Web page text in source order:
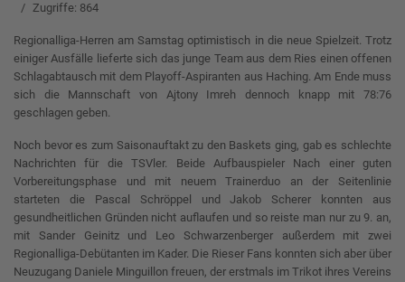
Zugriffe: 864
Regionalliga-Herren am Samstag optimistisch in die neue Spielzeit. Trotz
einiger Ausfälle lieferte sich das junge Team aus dem Ries einen offenen
Schlagabtausch mit dem Playoff-Aspiranten aus Haching. Am Ende muss
sich die Mannschaft von Ajtony Imreh dennoch knapp mit 78:76
geschlagen geben.
Noch bevor es zum Saisonauftakt zu den Baskets ging, gab es schlechte
Nachrichten für die TSVler. Beide Aufbauspieler Nach einer guten
Vorbereitungsphase und mit neuem Trainerduo an der Seitenlinie
starteten die Pascal Schröppel und Jakob Scherer konnten aus
gesundheitlichen Gründen nicht auflaufen und so reiste man nur zu 9. an,
mit Sander Geinitz und Leo Schwarzenberger außerdem mit zwei
Regionalliga-Debütanten im Kader. Die Rieser Fans konnten sich aber über
Neuzugang Daniele Minguillon freuen, der erstmals im Trikot ihres Vereins